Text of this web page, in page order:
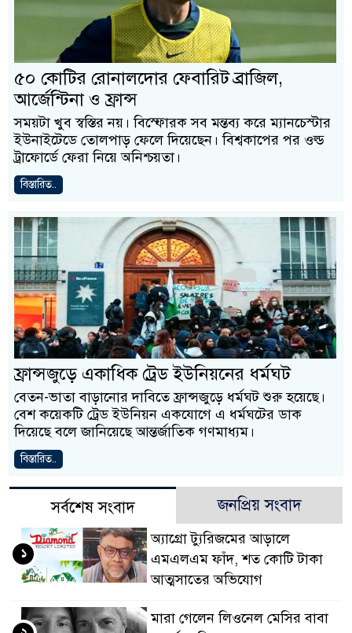
৫০ কোটির রোনালদোর ফেবারিট ব্রাজিল,
আর্জেন্টিনা ও ফ্রান্স
সময়টা খুব স্বস্তির নয়। বিস্ফোরক সব মন্তব্য করে ম্যানচেস্টার
ইউনাইটেডে তোলপাড় ফেলে দিয়েছেন। বিশ্বকাপের পর ওল্ড
ট্রাফোর্ডে ফেরা নিয়ে অনিশ্চয়তা।
বিস্তারিত..
ফ্রান্সজুড়ে একাধিক ট্রেড ইউনিয়নের ধর্মঘট
বেতন-ভাতা বাড়ানোর দাবিতে ফ্রান্সজুড়ে ধর্মঘট শুরু হয়েছে।
বেশ কয়েকটি ট্রেড ইউনিয়ন একযোগে এ ধর্মঘটের ডাক
দিয়েছে বলে জানিয়েছে আন্তর্জাতিক গণমাধ্যম।
বিস্তারিত..
সর্বশেষ সংবাদ জনপ্রিয় সংবাদ
অ্যাগ্রো ট্যুরিজমের আড়ালে
এমএলএম ফাঁদ, শত কোটি টাকা
আত্মসাতের অভিযোগ
১
মারা গেলেন লিওনেল মেসির বাবা